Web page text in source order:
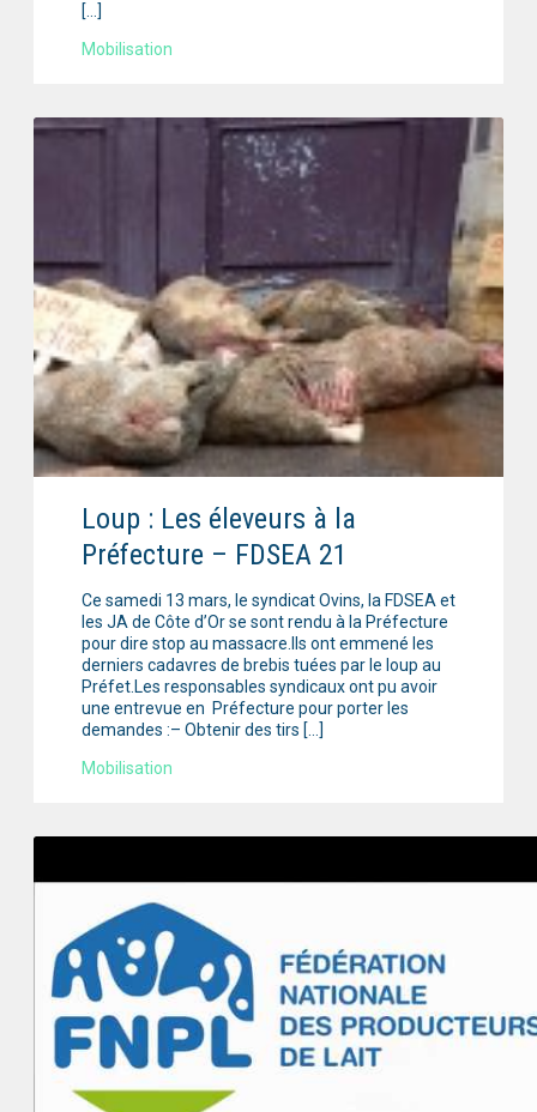
[…]
Mobilisation
Loup : Les éleveurs à la
Préfecture – FDSEA 21
Ce samedi 13 mars, le syndicat Ovins, la FDSEA et
les JA de Côte d’Or se sont rendu à la Préfecture
pour dire stop au massacre.Ils ont emmené les
derniers cadavres de brebis tuées par le loup au
Préfet.Les responsables syndicaux ont pu avoir
une entrevue en Préfecture pour porter les
demandes :– Obtenir des tirs […]
Mobilisation